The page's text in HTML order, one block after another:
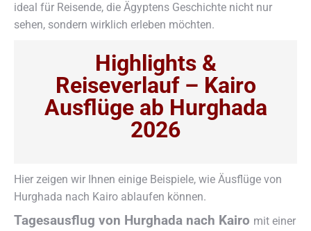
ideal für Reisende, die Ägyptens Geschichte nicht nur
sehen, sondern wirklich erleben möchten.
Highlights &
Reiseverlauf – Kairo
Ausflüge ab Hurghada
2026
Hier zeigen wir Ihnen einige Beispiele, wie Äusflüge von
Hurghada nach Kairo ablaufen können.
Tagesausflug von Hurghada nach Kairo mit einer